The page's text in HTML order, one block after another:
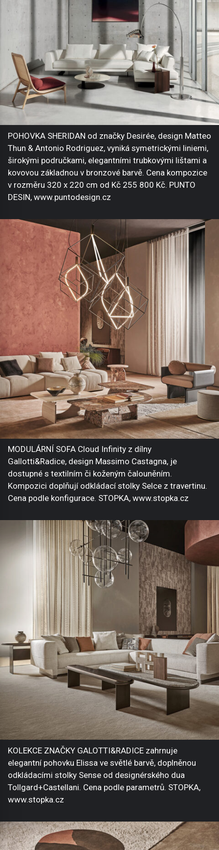
POHOVKA SHERIDAN od značky Desirée, design Matteo
Thun & Antonio Rodriguez, vyniká symetrickými liniemi,
širokými područkami, elegantními trubkovými lištami a
kovovou základnou v bronzové barvě. Cena kompozice
v rozměru 320 x 220 cm od Kč 255 800 Kč. PUNTO
DESIN, www.puntodesign.cz
MODULÁRNÍ SOFA Cloud Infinity z dílny
Gallotti&Radice, design Massimo Castagna, je
dostupné s textilním či koženým čalouněním.
Kompozici doplňují odkládací stolky Selce z travertinu.
Cena podle konfigurace. STOPKA, www.stopka.cz
KOLEKCE ZNAČKY GALOTTI&RADICE zahrnuje
elegantní pohovku Elissa ve světlé barvě, doplněnou
odkládacími stolky Sense od designérského dua
Tollgard+Castellani. Cena podle parametrů. STOPKA,
www.stopka.cz